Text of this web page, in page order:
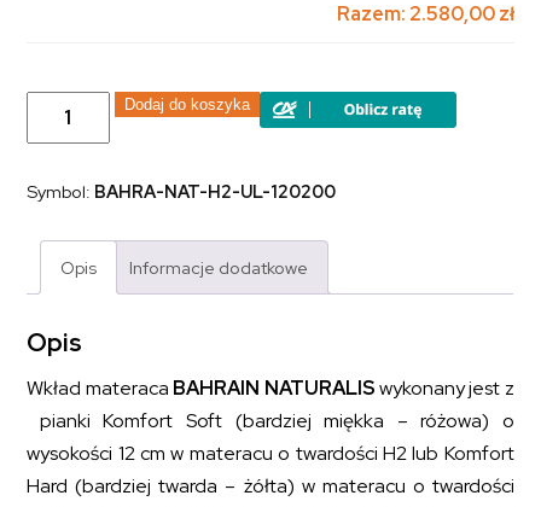
Razem: 2.580,00 zł
ilość
Materac
piankowy
wysokoelastyczną
termoelastyczną
NATURALIS
120x200
Dodaj do koszyka
Symbol: BAHRA-NAT-H2-UL-120200
Opis Informacje dodatkowe
Opis
Wkład materaca BAHRAIN NATURALISwykonany jest z
pianki Komfort Soft (bardziej miękka – różowa) o
wysokości 12 cm w materacu o twardości H2 lub Komfort
Hard (bardziej twarda – żółta) w materacu o twardości